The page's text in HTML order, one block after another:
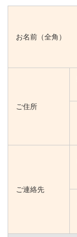
お名前（全角）
ご住所
ご連絡先